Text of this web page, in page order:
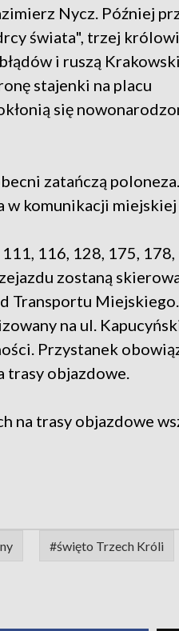
Nycz. Później
świata", trzej
i ruszą
stajenki na placu
się
zatańczą
w komunikacji
116, 128, 175,
zostaną
Transportu
na ul.
Przystanek
trasy objazdowe.
na trasy objazdowe
#święto Trzech Króli